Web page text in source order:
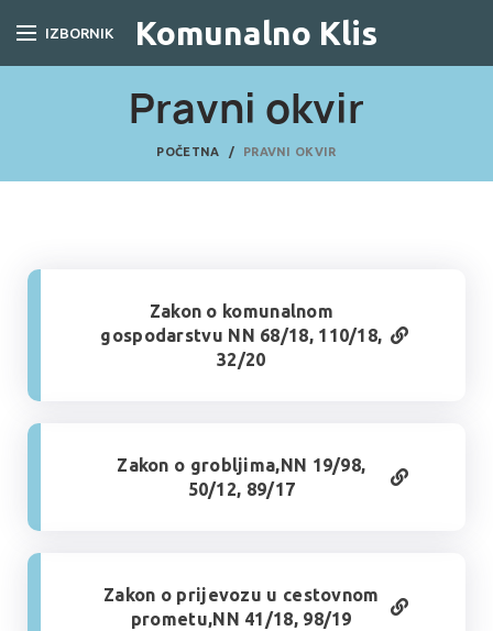
IZBORNIK Komunalno Klis
Pravni okvir
POČETNA PRAVNI OKVIR
Zakon o komunalnom
gospodarstvu NN 68/18, 110/18,
32/20
Zakon o grobljima,NN 19/98,
50/12, 89/17
Zakon o prijevozu u cestovnom
prometu,NN 41/18, 98/19